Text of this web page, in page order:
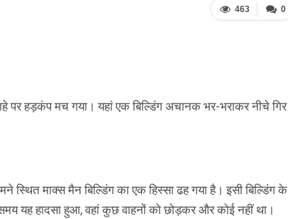
0
463
पर हड़कंप मच गया। यहां एक बिल्डिंग अचानक भर-भराकर नीचे गिर
स्थित माक्स मैन बिल्डिंग का एक हिस्सा ढह गया है। इसी बिल्डिंग के
यह हादसा हुआ, वहां कुछ वाहनों को छोड़कर और कोई नहीं था।